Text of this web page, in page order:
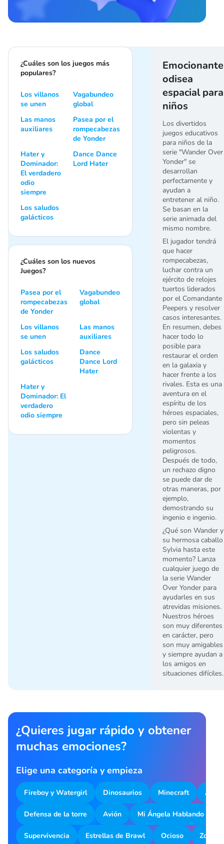
Emocionante
odisea
espacial para
niños
Los divertidos
juegos educativos
para niños de la
serie "Wander Over
Yonder" se
desarrollan
perfectamente y
ayudan a
entretener al niño.
Se basan en la
serie animada del
mismo nombre.
El jugador tendrá
que hacer
rompecabezas,
luchar contra un
ejército de relojes
tuertos liderados
por el Comandante
Peepers y resolver
casos interesantes.
En resumen, debes
hacer todo lo
posible para
restaurar el orden
en la galaxia y
hacer frente a los
rivales. Esta es una
aventura en el
espíritu de los
héroes espaciales,
pero sin peleas
violentas y
momentos
peligrosos.
Después de todo,
un rechazo digno
se puede dar de
otras maneras, por
ejemplo,
demostrando su
ingenio e ingenio.
¿Qué son Wander y
su hermosa caballo
Sylvia hasta este
momento? Lanza
cualquier juego de
la serie Wander
Over Yonder para
ayudarles en sus
atrevidas misiones.
Nuestros héroes
son muy diferentes
en carácter, pero
son muy amigables
y siempre ayudan a
los amigos en
situaciones difíciles.
¿Cuáles son los juegos más
populares?
Los villanos
se unen
Vagabundeo
global
Las manos
auxiliares
Pasea por el
rompecabezas
de Yonder
Hater y
Dominador:
El verdadero
odio
siempre
Dance Dance
Lord Hater
Los saludos
galácticos
¿Cuáles son los nuevos
Juegos?
Pasea por el
rompecabezas
de Yonder
Vagabundeo
global
Los villanos
se unen
Las manos
auxiliares
Los saludos
galácticos
Dance
Dance Lord
Hater
Hater y
Dominador: El
verdadero
odio siempre
¿Quieres jugar rápido y obtener
muchas emociones?
Elige una categoría y empieza
Fireboy y Watergirl Dinosaurios Minecraft
Defensa de la torre Avión Mi Ángela Hablando
Supervivencia Estrellas de Brawl Ocioso